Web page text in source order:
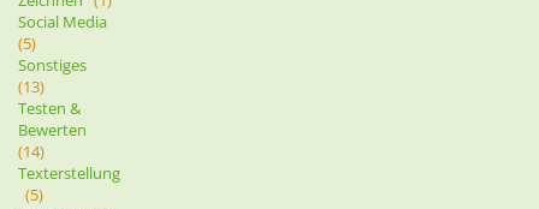
Social Media
(5)
Sonstiges
(13)
Testen &
Bewerten
(14)
Texterstellung
(5)